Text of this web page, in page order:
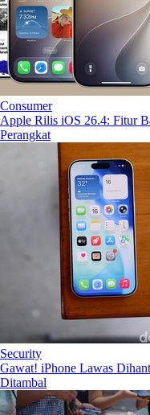
Consumer
Apple Rilis iOS 26.4: Fitur
Perangkat
Security
Gawat! iPhone Lawas
Ditambal